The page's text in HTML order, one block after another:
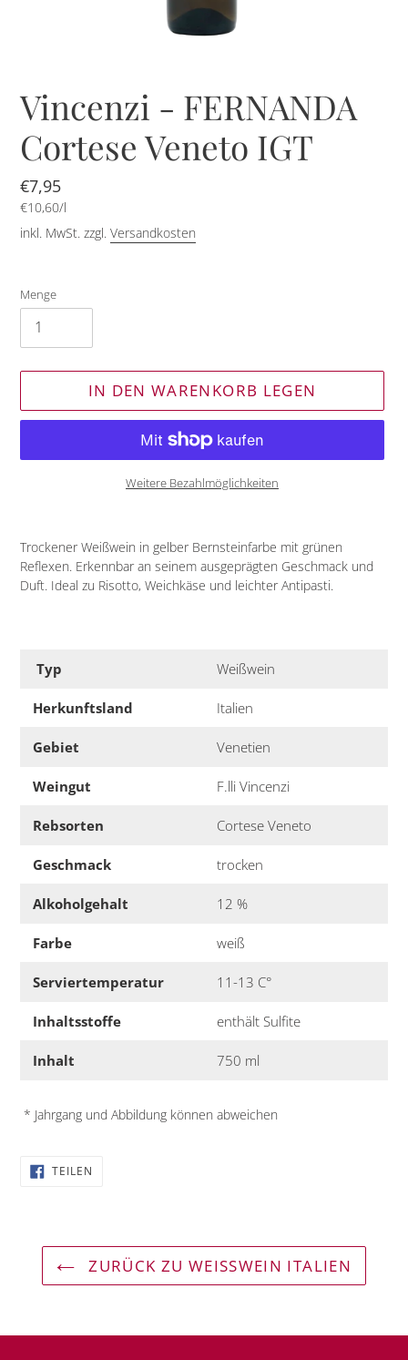
Vincenzi - FERNANDA
Cortese Veneto IGT
Normaler
Preis
€7,95
Einzelpreis
€10,60/pro
l
inkl. MwSt. zzgl. Versandkosten
Menge
IN DEN WARENKORB LEGEN
Weitere Bezahlmöglichkeiten
zum
Warenkorb
hinzugefügt
Trockener Weißwein in gelber Bernsteinfarbe mit grünen
Reflexen. Erkennbar an seinem ausgeprägten Geschmack und
Duft. Ideal zu Risotto, Weichkäse und leichter Antipasti.
Typ Weißwein
Herkunftsland Italien
Gebiet Venetien
Weingut F.lli Vincenzi
Rebsorten Cortese Veneto
Geschmack trocken
Alkoholgehalt 12 %
Farbe weiß
Serviertemperatur 11-13 C°
Inhaltsstoffe enthält Sulfite
Inhalt 750 ml
* Jahrgang und Abbildung können abweichen
TEILEN
ZURÜCK ZU WEISSWEIN ITALIEN